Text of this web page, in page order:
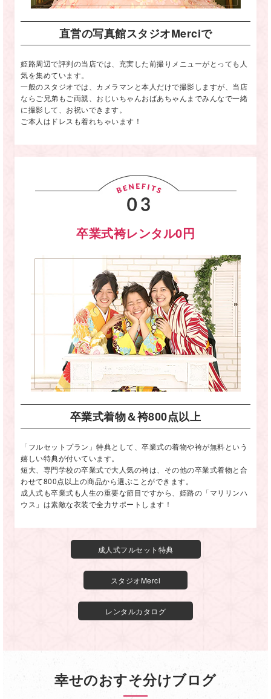
直営の写真館スタジオMerciで
姫路周辺で評判の当店では、充実した前撮りメニューがとっても人
気を集めています。
一般のスタジオでは、カメラマンと本人だけで撮影しますが、当店
ならご兄弟もご両親、おじいちゃんおばあちゃんまでみんなで一緒
に撮影して、お祝いできます。
ご本人はドレスも着れちゃいます！
卒業式袴レンタル0円
卒業式着物＆袴800点以上
「フルセットプラン」特典として、卒業式の着物や袴が無料という
嬉しい特典が付いています。
短大、専門学校の卒業式で大人気の袴は、その他の卒業式着物と合
わせて800点以上の商品から選ぶことができます。
成人式も卒業式も人生の重要な節目ですから、姫路の「マリリンハ
ウス」は素敵な衣装で全力サポートします！
成人式フルセット特典
スタジオMerci
レンタルカタログ
幸せのおすそ分けブログ